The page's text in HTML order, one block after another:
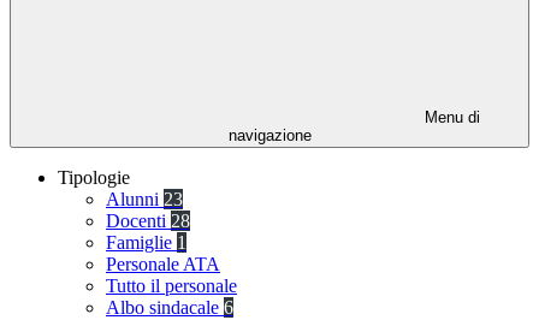
Menu di
navigazione
Tipologie
Alunni 23
Docenti 28
Famiglie 1
Personale ATA
Tutto il personale
Albo sindacale 6